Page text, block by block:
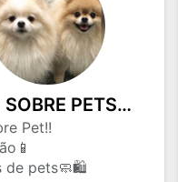
TUDO SOBRE PETS🐾🐶
Pet!!
de pets🧼🛍️